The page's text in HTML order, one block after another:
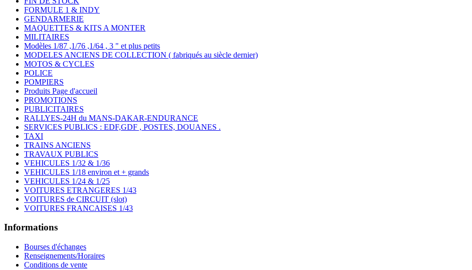
FORMULE 1 & INDY
GENDARMERIE
MAQUETTES & KITS A MONTER
MILITAIRES
Modèles 1/87 ,1/76 ,1/64 , 3 " et plus petits
MODELES ANCIENS DE COLLECTION ( fabriqués au siècle dernier)
MOTOS & CYCLES
POLICE
POMPIERS
Produits Page d'accueil
PROMOTIONS
PUBLICITAIRES
RALLYES-24H du MANS-DAKAR-ENDURANCE
SERVICES PUBLICS : EDF,GDF , POSTES, DOUANES .
TAXI
TRAINS ANCIENS
TRAVAUX PUBLICS
VEHICULES 1/32 & 1/36
VEHICULES 1/18 environ et + grands
VEHICULES 1/24 & 1/25
VOITURES ETRANGERES 1/43
VOITURES de CIRCUIT (slot)
VOITURES FRANCAISES 1/43
Informations
Bourses d'échanges
Renseignements/Horaires
Conditions de vente